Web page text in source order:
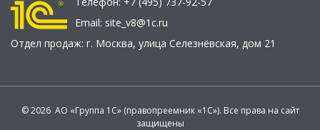
Email: site_v8@1c.ru
Отдел продаж: г. Москва, улица Селезнёвская, дом 21
© 2026 АО «Группа 1С» (правопреемник «1С»). Все права на сайт
защищены